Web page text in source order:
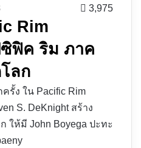
3,975
Rim
ฟิค ริม ภาค
ลก
รั้ง ใน Pacific Rim
S. DeKnight สร้าง
ให้มี John Boyega ปะทะ